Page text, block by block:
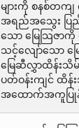
များကို စနစ်တက
အရည်အသွေး ပြည့်
သော မြေသြဇာကို
သင့်လျော်သော မြ
မြေဆီလွှာထိန်းသိ
ပတ်ဝန်းကျင် ထိန်
အထောက်အကူပြုနို